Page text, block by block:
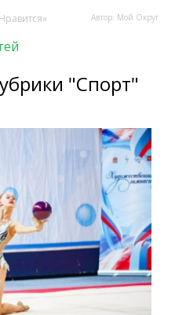
Автор: Мой Округ
"Спорт"